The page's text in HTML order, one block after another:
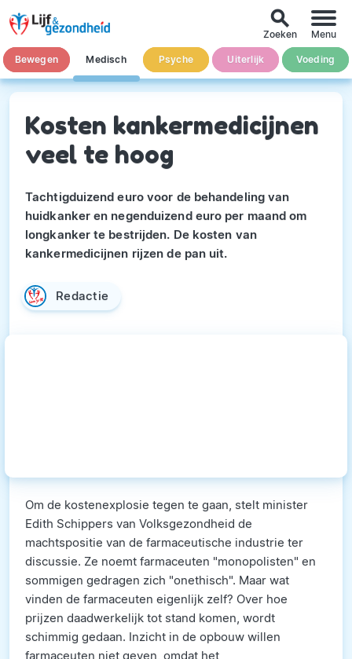
Bewegen Medisch Psyche Uiterlijk Voeding
search
Zoeken Menu
Kosten kankermedicijnen
veel te hoog
Tachtigduizend euro voor de behandeling van
huidkanker en negenduizend euro per maand om
longkanker te bestrijden. De kosten van
kankermedicijnen rijzen de pan uit.
Redactie
Om de kostenexplosie tegen te gaan, stelt minister
Edith Schippers van Volksgezondheid de
machtspositie van de farmaceutische industrie ter
discussie. Ze noemt farmaceuten "monopolisten" en
sommigen gedragen zich "onethisch". Maar wat
vinden de farmaceuten eigenlijk zelf? Over hoe
prijzen daadwerkelijk tot stand komen, wordt
schimmig gedaan. Inzicht in de opbouw willen
farmaceuten niet geven, omdat het